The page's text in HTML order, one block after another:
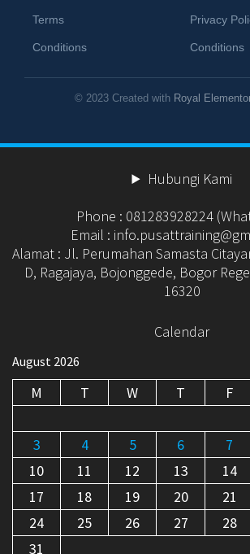
Terms
Conditions
Privacy
Conditions
© 2023 Created with Royal
Hubungi Kami
Phone : 081283928224
Email :
Alamat : Jl. Perumahan Samasta
D, Ragajaya, Bojonggede, Bogor
16320
Calendar
August 2026
M T W T F
3
4 5 6 7
10
11 12 13 14
17
18 19 20 21
24
25 26 27 28
31